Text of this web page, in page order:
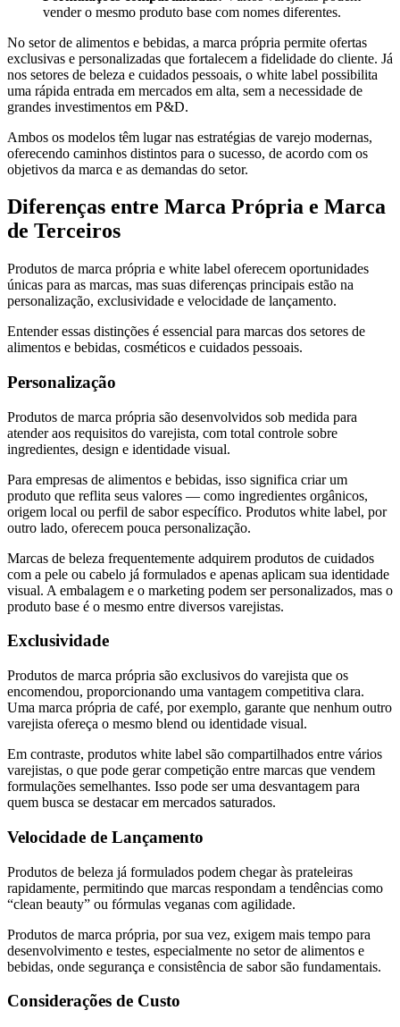
vender o mesmo produto base com nomes diferentes.
No setor de alimentos e bebidas, a marca própria permite ofertas
exclusivas e personalizadas que fortalecem a fidelidade do cliente. Já
nos setores de beleza e cuidados pessoais, o white label possibilita
uma rápida entrada em mercados em alta, sem a necessidade de
grandes investimentos em P&D.
Ambos os modelos têm lugar nas estratégias de varejo modernas,
oferecendo caminhos distintos para o sucesso, de acordo com os
objetivos da marca e as demandas do setor.
Diferenças entre Marca Própria e Marca
de Terceiros
Produtos de marca própria e white label oferecem oportunidades
únicas para as marcas, mas suas diferenças principais estão na
personalização, exclusividade e velocidade de lançamento.
Entender essas distinções é essencial para marcas dos setores de
alimentos e bebidas, cosméticos e cuidados pessoais.
Personalização
Produtos de marca própria são desenvolvidos sob medida para
atender aos requisitos do varejista, com total controle sobre
ingredientes, design e identidade visual.
Para empresas de alimentos e bebidas, isso significa criar um
produto que reflita seus valores — como ingredientes orgânicos,
origem local ou perfil de sabor específico. Produtos white label, por
outro lado, oferecem pouca personalização.
Marcas de beleza frequentemente adquirem produtos de cuidados
com a pele ou cabelo já formulados e apenas aplicam sua identidade
visual. A embalagem e o marketing podem ser personalizados, mas o
produto base é o mesmo entre diversos varejistas.
Exclusividade
Produtos de marca própria são exclusivos do varejista que os
encomendou, proporcionando uma vantagem competitiva clara.
Uma marca própria de café, por exemplo, garante que nenhum outro
varejista ofereça o mesmo blend ou identidade visual.
Em contraste, produtos white label são compartilhados entre vários
varejistas, o que pode gerar competição entre marcas que vendem
formulações semelhantes. Isso pode ser uma desvantagem para
quem busca se destacar em mercados saturados.
Velocidade de Lançamento
Produtos de beleza já formulados podem chegar às prateleiras
rapidamente, permitindo que marcas respondam a tendências como
“clean beauty” ou fórmulas veganas com agilidade.
Produtos de marca própria, por sua vez, exigem mais tempo para
desenvolvimento e testes, especialmente no setor de alimentos e
bebidas, onde segurança e consistência de sabor são fundamentais.
Considerações de Custo